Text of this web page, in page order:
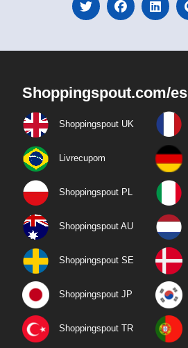
Shoppingspout.com/es
Shoppingspout UK
Livrecupom
Shoppingspout PL
Shoppingspout AU
Shoppingspout SE
Shoppingspout JP
Shoppingspout TR